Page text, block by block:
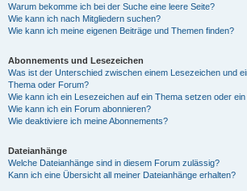
Warum bekomme ich bei der Suche eine leere Seite?
Wie kann ich nach Mitgliedern suchen?
Wie kann ich meine eigenen Beiträge und Themen finden?
Abonnements und Lesezeichen
Was ist der Unterschied zwischen einem Lesezeichen und
Thema oder Forum?
Wie kann ich ein Lesezeichen auf ein Thema setzen oder
Wie kann ich ein Forum abonnieren?
Wie deaktiviere ich meine Abonnements?
Dateianhänge
Welche Dateianhänge sind in diesem Forum zulässig?
Kann ich eine Übersicht all meiner Dateianhänge erhalten?